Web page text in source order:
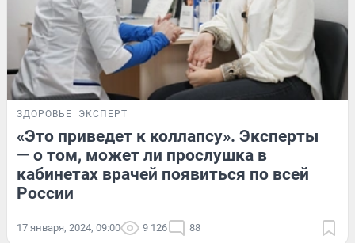
ЗДОРОВЬЕ ЭКСПЕРТ
«Это приведет к коллапсу». Эксперты
— о том, может ли прослушка в
кабинетах врачей появиться по всей
России
17 января, 2024, 09:00 9 126 88